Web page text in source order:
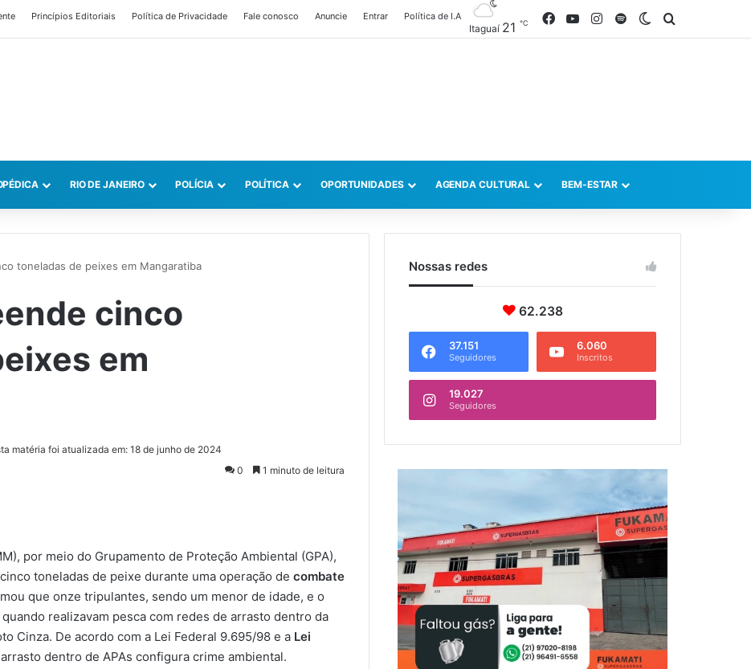
Princípios Editoriais Política de Privacidade Fale conosco Anuncie Entrar Política de I.A
Itaguaí 21 ℃ FacebookYouTubeInstagram
SpotifySwitch skin
RIO DE JANEIRO POLÍCIA POLÍTICA OPORTUNIDADES AGENDA CULTURAL BEM-ESTAR
toneladas de peixes em Mangaratiba
cinco
em
matéria foi atualizada em: 18 de junho de 2024
0
1 minuto de leitura
por meio do Grupamento de Proteção Ambiental (GPA),
toneladas de peixe durante uma operação de combate
que onze tripulantes, sendo um menor de idade, e o
realizavam pesca com redes de arrasto dentro da
Cinza. De acordo com a Lei Federal 9.695/98 e a Lei
dentro de APAs configura crime ambiental.
Nossas redes
62.238
37.151
Seguidores
6.060
Inscritos
19.027
Seguidores